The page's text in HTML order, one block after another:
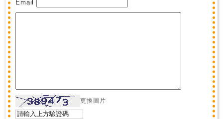
私
Email
更換圖片